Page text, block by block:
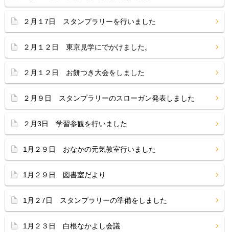
２月１7日 スタンプラリーを行いました
２月１２日 東京見学にでかけました。
２月１２日 お餅つき大会をしました
２月９日 スタンプラリーのスローガン発表しました
２月3日 学習参観を行いました
1月２９日 おなかの元気教室行いました
1月２９日 図書室だより
1月２7日 スタンプラリーの準備をしました
1月２３日 白根なかよし会議